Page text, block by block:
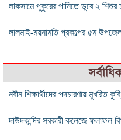
লাকসামে পুকুরের পানিতে ডুবে ২ শিশুর
লালমাই-ময়নামতি প্রকল্পের ৫ম
নবীন শিক্ষার্থীদের পদচারণায় মুখরিত
দাউদকান্দির সরকারী কলেজে ফলাফল